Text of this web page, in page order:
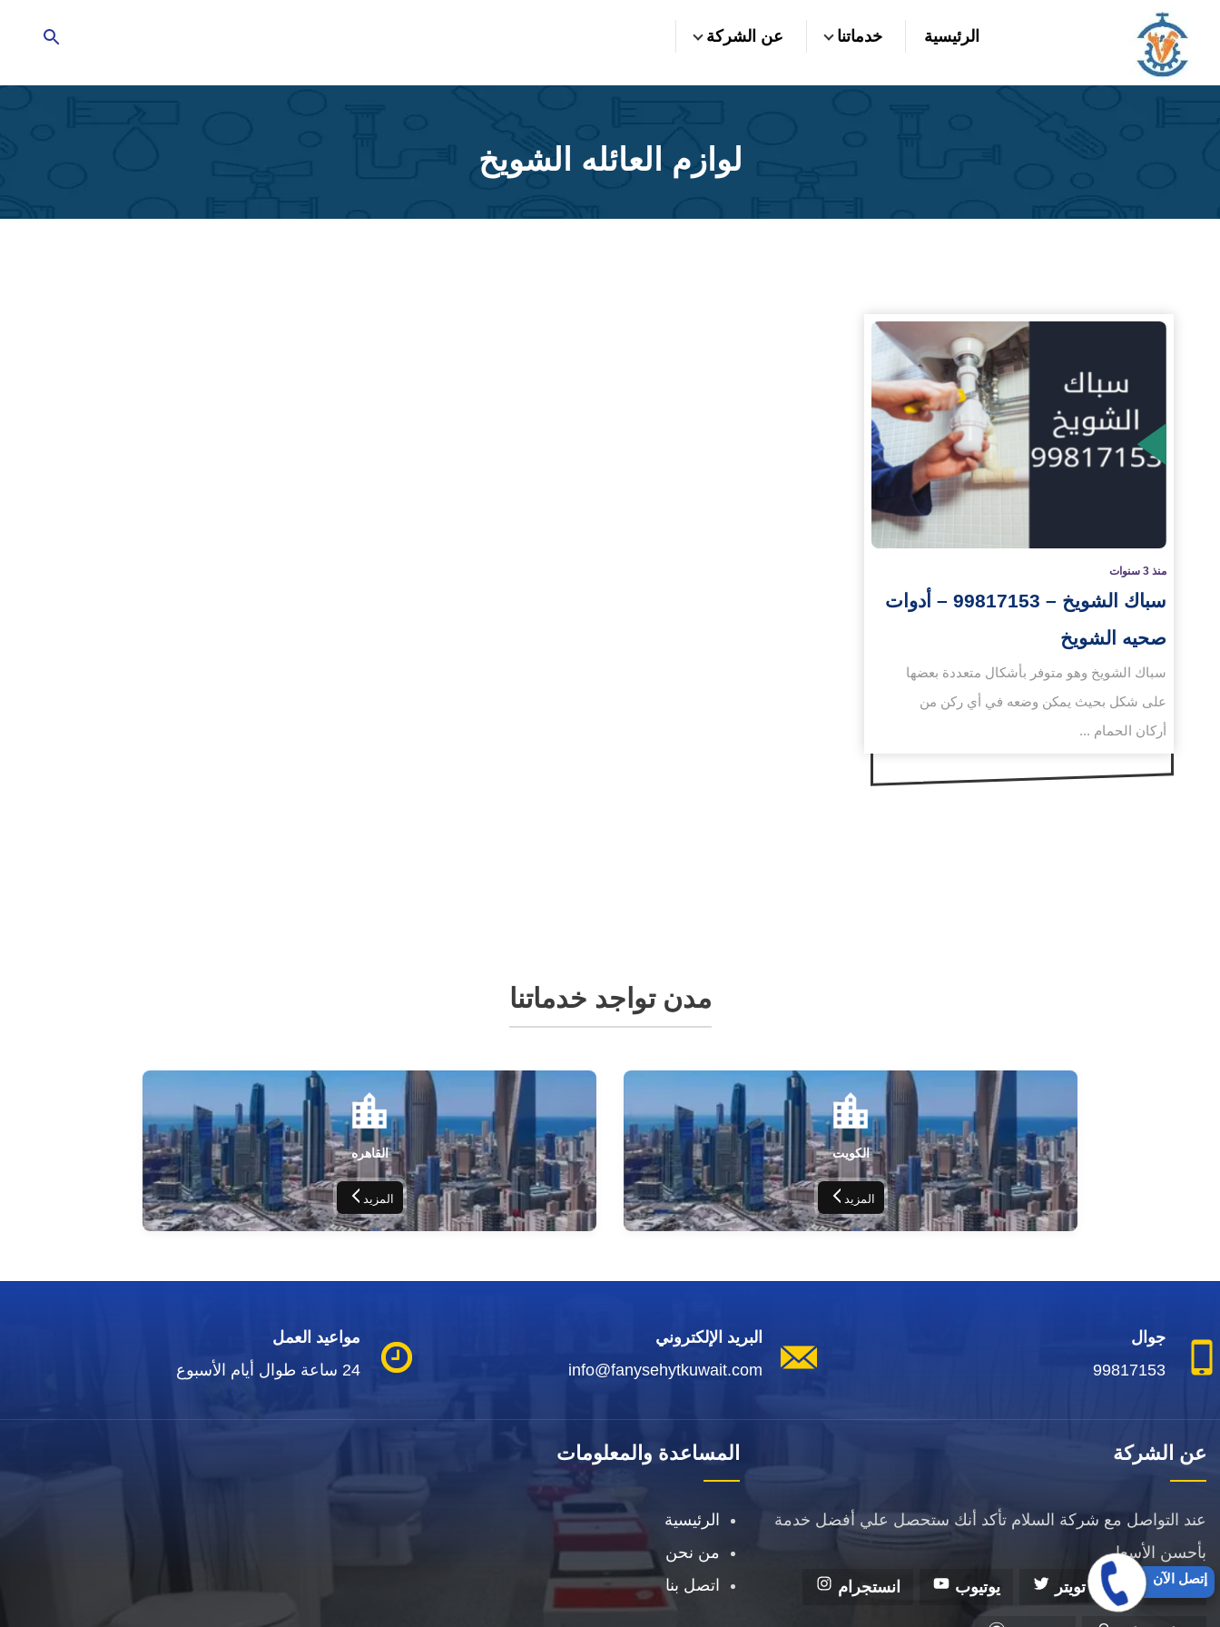
المحتوى
الرئيسية خدماتنا عن الشركة
لوازم العائله الشويخ
منذ 3 سنوات
سباك الشويخ – 99817153 – أدوات
صحيه الشويخ
سباك الشويخ وهو متوفر بأشكال متعددة بعضها
على شكل بحيث يمكن وضعه في أي ركن من
أركان الحمام ...
مدن تواجد خدماتنا
الكويت
المزيد
القاهره
المزيد
جوال
99817153
البريد الإلكتروني
info@fanysehytkuwait.com
مواعيد العمل
24 ساعة طوال أيام الأسبوع
عن الشركة
عند التواصل مع شركة السلام تأكد أنك ستحصل علي أفضل خدمة
بأحسن الأسعار.
فيسبوك
تويتر يوتيوب انستجرام
المساعدة والمعلومات
الرئيسية
من نحن
اتصل بنا
إتصل الآن